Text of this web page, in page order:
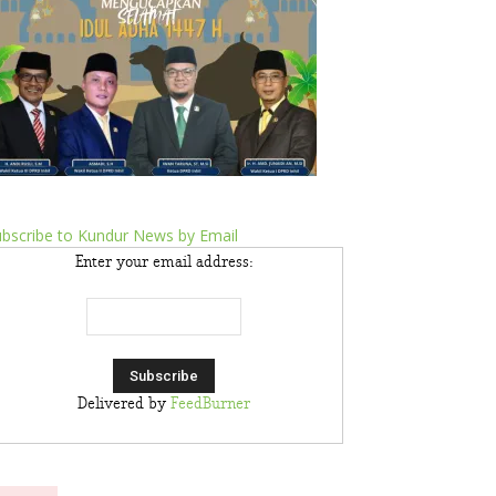
to Kundur News by Email
Enter your email address:
Delivered by FeedBurner